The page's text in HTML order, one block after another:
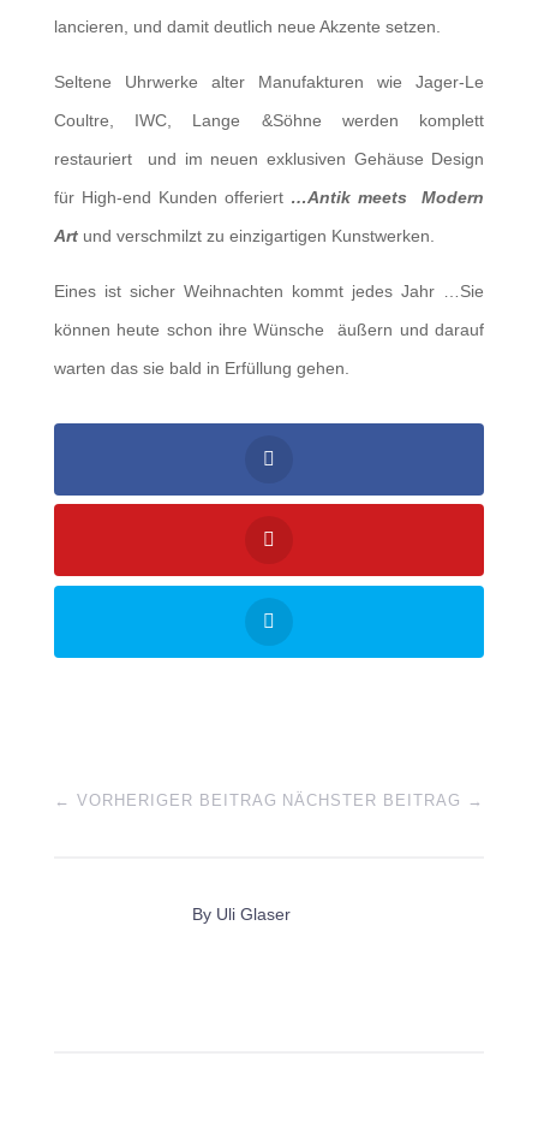
lancieren, und damit deutlich neue Akzente setzen.
Seltene Uhrwerke alter Manufakturen wie Jager-Le
Coultre, IWC, Lange &Söhne werden komplett
restauriert und im neuen exklusiven Gehäuse Design
für High-end Kunden offeriert …Antik meets Modern
Artund verschmilzt zu einzigartigen Kunstwerken.
Eines ist sicher Weihnachten kommt jedes Jahr …Sie
können heute schon ihre Wünsche äußern und darauf
warten das sie bald in Erfüllung gehen.
← VORHERIGER BEITRAG NÄCHSTER BEITRAG →
By Uli Glaser